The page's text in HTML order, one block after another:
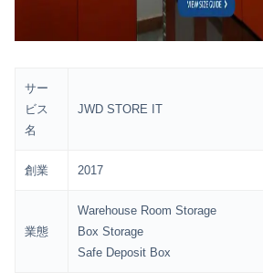
サー
ビス
名
JWD STORE IT
創業 2017
業態
Warehouse Room Storage
Box Storage
Safe Deposit Box